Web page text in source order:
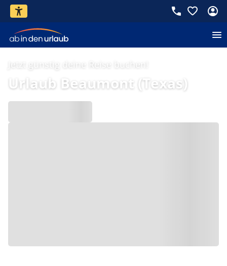
Jetzt günstig deine Reise buchen!
Urlaub Beaumont (Texas)